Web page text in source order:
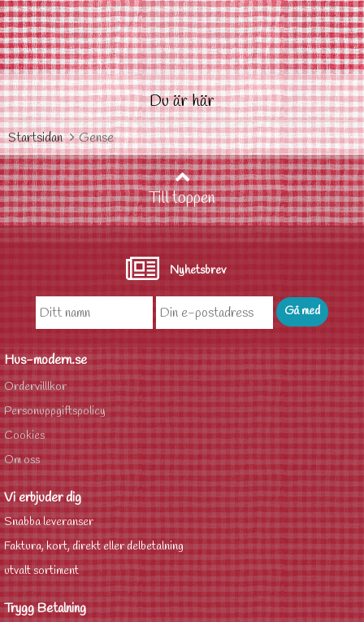
Du är här
Startsidan Gense
Till toppen
Nyhetsbrev
Hus-modern.se
Ordervilllkor
Personuppgiftspolicy
Cookies
Om oss
Vi erbjuder dig
Snabba leveranser
Faktura, kort, direkt eller delbetalning
utvalt sortiment
Trygg Betalning